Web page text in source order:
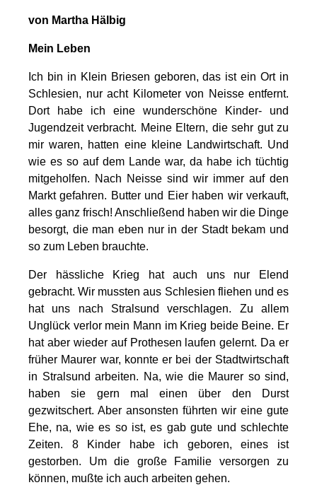
von Martha Hälbig
Mein Leben
Ich bin in Klein Briesen geboren, das ist ein Ort in
Schlesien, nur acht Kilometer von Neisse entfernt.
Dort habe ich eine wunderschöne Kinder- und
Jugendzeit verbracht. Meine Eltern, die sehr gut zu
mir waren, hatten eine kleine Landwirtschaft. Und
wie es so auf dem Lande war, da habe ich tüchtig
mitgeholfen. Nach Neisse sind wir immer auf den
Markt gefahren. Butter und Eier haben wir verkauft,
alles ganz frisch! Anschließend haben wir die Dinge
besorgt, die man eben nur in der Stadt bekam und
so zum Leben brauchte.
Der hässliche Krieg hat auch uns nur Elend
gebracht. Wir mussten aus Schlesien fliehen und es
hat uns nach Stralsund verschlagen. Zu allem
Unglück verlor mein Mann im Krieg beide Beine. Er
hat aber wieder auf Prothesen laufen gelernt. Da er
früher Maurer war, konnte er bei der Stadtwirtschaft
in Stralsund arbeiten. Na, wie die Maurer so sind,
haben sie gern mal einen über den Durst
gezwitschert. Aber ansonsten führten wir eine gute
Ehe, na, wie es so ist, es gab gute und schlechte
Zeiten. 8 Kinder habe ich geboren, eines ist
gestorben. Um die große Familie versorgen zu
können, mußte ich auch arbeiten gehen.